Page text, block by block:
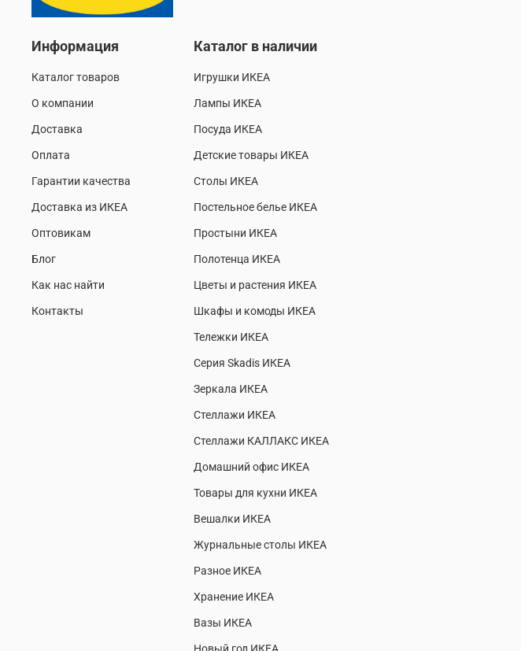
Информация
Каталог товаров
О компании
Доставка
Оплата
Гарантии качества
Доставка из ИКЕА
Оптовикам
Блог
Как нас найти
Контакты
Каталог в наличии
Игрушки ИКЕА
Лампы ИКЕА
Посуда ИКЕА
Детские товары ИКЕА
Столы ИКЕА
Постельное белье ИКЕА
Простыни ИКЕА
Полотенца ИКЕА
Цветы и растения ИКЕА
Шкафы и комоды ИКЕА
Тележки ИКЕА
Серия Skadis ИКЕА
Зеркала ИКЕА
Стеллажи ИКЕА
Стеллажи КАЛЛАКС ИКЕА
Домашний офис ИКЕА
Товары для кухни ИКЕА
Вешалки ИКЕА
Журнальные столы ИКЕА
Разное ИКЕА
Хранение ИКЕА
Вазы ИКЕА